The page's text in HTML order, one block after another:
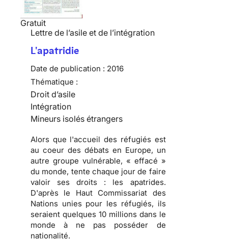
Gratuit
Lettre de l’asile et de l’intégration
L'apatridie
Date de publication : 2016
Thématique :
Droit d’asile
Intégration
Mineurs isolés étrangers
Alors que l'accueil des réfugiés est
au coeur des débats en Europe, un
autre groupe vulnérable, « effacé »
du monde, tente chaque jour de faire
valoir ses droits : les apatrides.
D'après le Haut Commissariat des
Nations unies pour les réfugiés, ils
seraient quelques 10 millions dans le
monde à ne pas posséder de
nationalité.